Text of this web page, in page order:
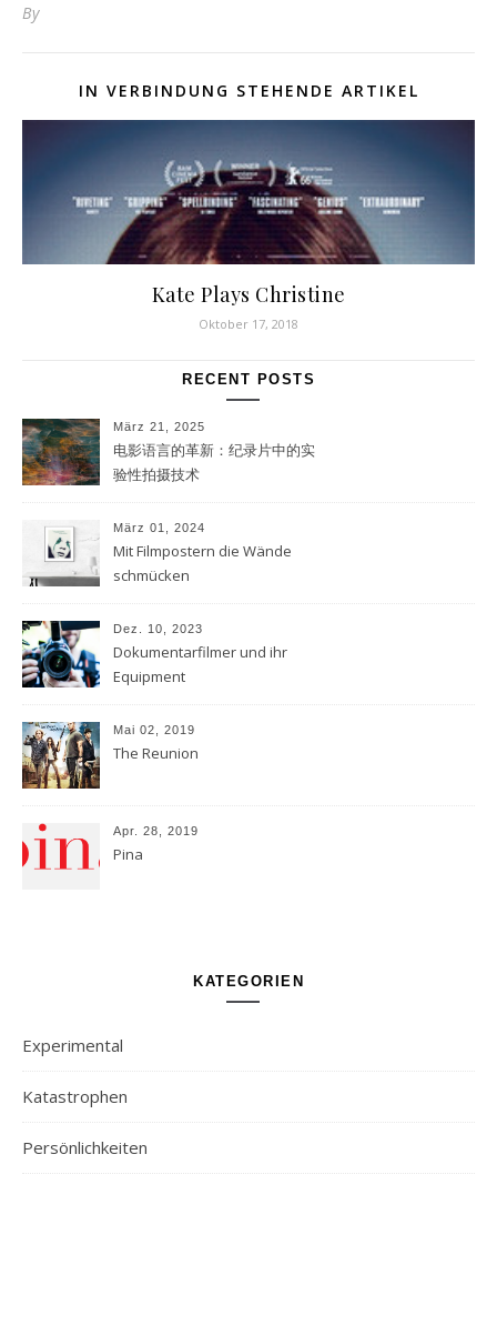
By
IN VERBINDUNG STEHENDE ARTIKEL
Kate Plays Christine
Oktober 17, 2018
RECENT POSTS
März 21, 2025
电影语言的革新：纪录片中的实
验性拍摄技术
März 01, 2024
Mit Filmpostern die Wände
schmücken
Dez. 10, 2023
Dokumentarfilmer und ihr
Equipment
Mai 02, 2019
The Reunion
Apr. 28, 2019
Pina
KATEGORIEN
Experimental
Katastrophen
Persönlichkeiten